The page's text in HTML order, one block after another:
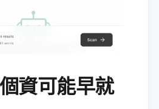
資可能早就